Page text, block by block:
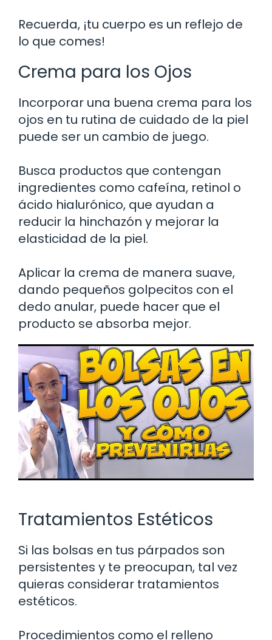
Recuerda, ¡tu cuerpo es un reflejo de
lo que comes!
Crema para los Ojos
Incorporar una buena crema para los
ojos en tu rutina de cuidado de la piel
puede ser un cambio de juego.
Busca productos que contengan
ingredientes como cafeína, retinol o
ácido hialurónico, que ayudan a
reducir la hinchazón y mejorar la
elasticidad de la piel.
Aplicar la crema de manera suave,
dando pequeños golpecitos con el
dedo anular, puede hacer que el
producto se absorba mejor.
Tratamientos Estéticos
Si las bolsas en tus párpados son
persistentes y te preocupan, tal vez
quieras considerar tratamientos
estéticos.
Procedimientos como el relleno